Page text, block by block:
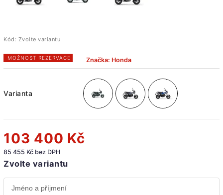
Kód: Zvolte variantu
MOŽNOST REZERVACE Značka: Honda
Varianta
103 400 Kč
85 455 Kč bez DPH
Zvolte variantu